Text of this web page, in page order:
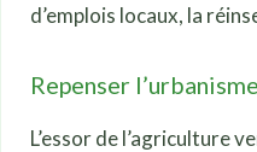
d’emplois locaux, la
Repenser
L’essor de l’agriculture